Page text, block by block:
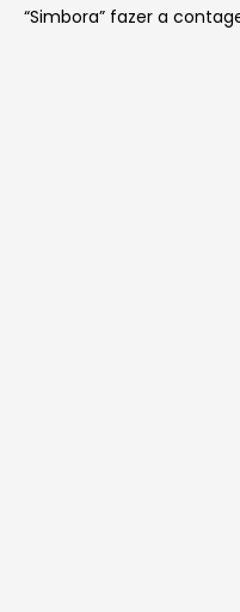
“Simbora” fazer a